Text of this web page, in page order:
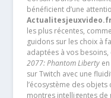
bénéficient d’une
les plus récentes,
guidons sur les choix à
adaptées à vos besoins,
2077: Phantom Libertyen
sur Twitch avec une
l’écosystème des objets
montres intelligentes